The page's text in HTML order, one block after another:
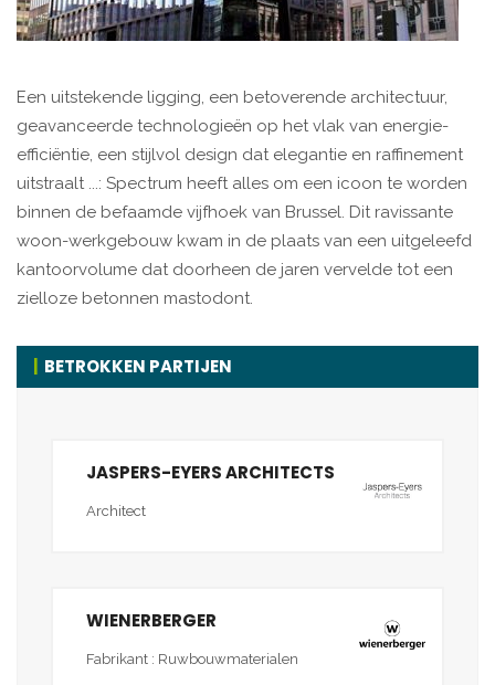
Een uitstekende ligging, een betoverende architectuur,
geavanceerde technologieën op het vlak van energie-
efficiëntie, een stijlvol design dat elegantie en raffinement
uitstraalt ...: Spectrum heeft alles om een icoon te worden
binnen de befaamde vijfhoek van Brussel. Dit ravissante
woon-werkgebouw kwam in de plaats van een uitgeleefd
kantoorvolume dat doorheen de jaren vervelde tot een
zielloze betonnen mastodont.
BETROKKEN PARTIJEN
JASPERS-EYERS ARCHITECTS
Architect
WIENERBERGER
Fabrikant : Ruwbouwmaterialen